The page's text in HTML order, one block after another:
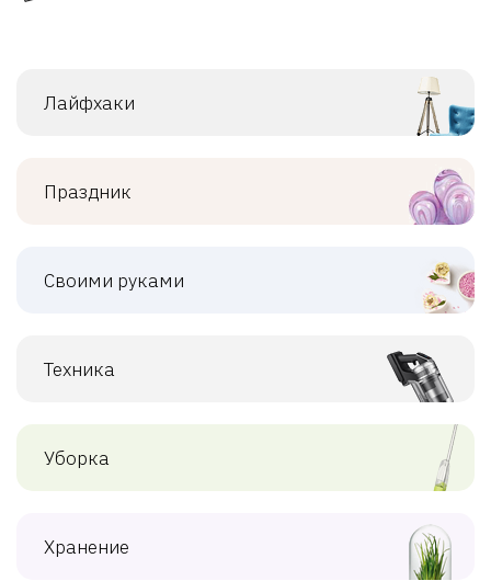
Лайфхаки
Праздник
Своими руками
Техника
Уборка
Хранение